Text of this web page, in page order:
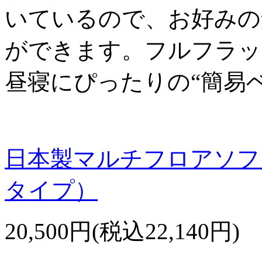
いているので、お好み
ができます。フルフラ
昼寝にぴったりの“簡易
日本製マルチフロアソ
タイプ）
20,500円(税込22,140円)